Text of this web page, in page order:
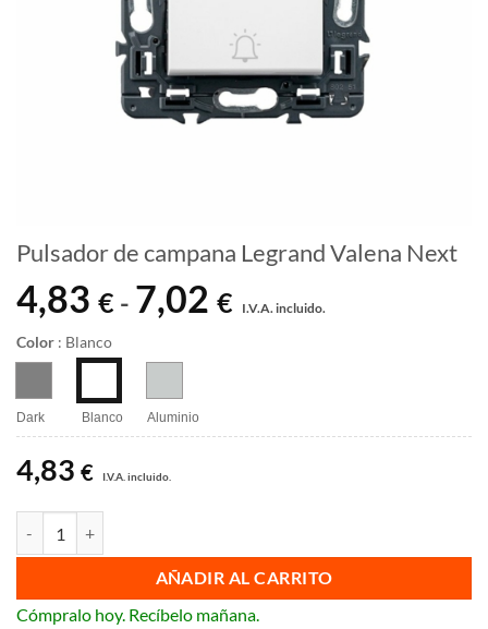
Pulsador de campana Legrand Valena Next
4,83 € - 7,02 €
de
I.V.A. incluido.
Color : Blanco
Dark Blanco Aluminio
4,83 € I.V.A. incluido.
AÑADIR AL CARRITO
Cómpralo hoy. Recíbelo mañana.